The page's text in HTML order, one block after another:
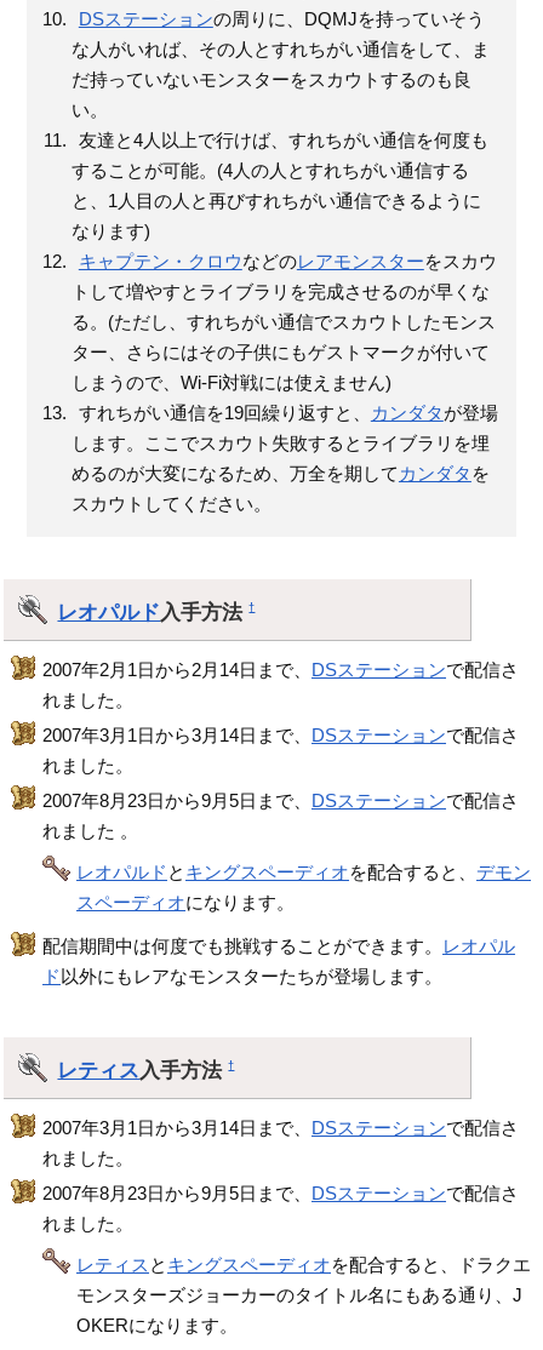
DSステーションの周りに、DQMJを持っていそう
な人がいれば、その人とすれちがい通信をして、ま
だ持っていないモンスターをスカウトするのも良
い。
友達と4人以上で行けば、すれちがい通信を何度も
することが可能。(4人の人とすれちがい通信する
と、1人目の人と再びすれちがい通信できるように
なります)
キャプテン・クロウなどのレアモンスターをスカウ
トして増やすとライブラリを完成させるのが早くな
る。(ただし、すれちがい通信でスカウトしたモンス
ター、さらにはその子供にもゲストマークが付いて
しまうので、Wi-Fi対戦には使えません)
すれちがい通信を19回繰り返すと、
カンダタが登場
します。ここでスカウト失敗するとライブラリを埋
めるのが大変になるため、万全を期して カンダタ を
スカウトしてください。
レオパルド 入手方法†
2007年2月1日から2月14日まで、 DSステーションで配信さ
れました。
2007年3月1日から3月14日まで、 DSステーションで配信さ
れました。
2007年8月23日から9月5日まで、 DSステーションで配信さ
れました 。
レオパルド と キングスペーディオを配合すると、 デモン
スペーディオになります。
配信期間中は何度でも挑戦することができます。
レオパル
ド 以外にもレアなモンスターたちが登場します。
レティス入手方法†
2007年3月1日から3月14日まで、 DSステーションで配信さ
れました。
2007年8月23日から9月5日まで、 DSステーションで配信さ
れました。
レティス と キングスペーディオを配合すると、ドラクエ
モンスターズジョーカーのタイトル名にもある通り、J
OKERになります。